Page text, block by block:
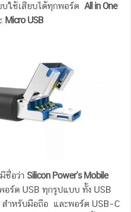
ใช้เสียบได้ทุกพอร์ต All in One
Micro USB
ชื่อว่า Silicon Power’s Mobile
ร์ต USB ทุกรูปแบบ ทั้ง USB
ำหรับมือถือ และพอร์ต USB–C